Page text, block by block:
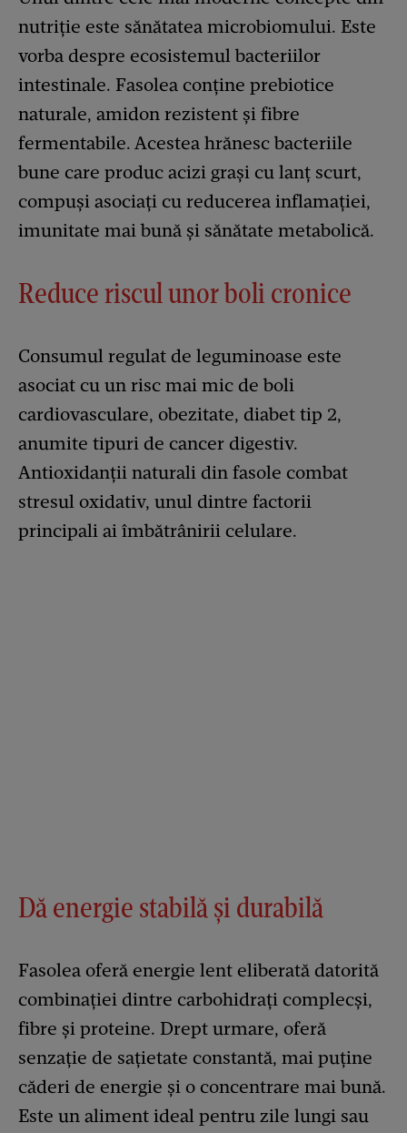
nutriție este sănătatea microbiomului. Este
vorba despre ecosistemul bacteriilor
intestinale. Fasolea conține prebiotice
naturale, amidon rezistent și fibre
fermentabile. Acestea hrănesc bacteriile
bune care produc acizi grași cu lanț scurt,
compuși asociați cu reducerea inflamației,
imunitate mai bună și sănătate metabolică.
Reduce riscul unor boli cronice
Consumul regulat de leguminoase este
asociat cu un risc mai mic de boli
cardiovasculare, obezitate, diabet tip 2,
anumite tipuri de cancer digestiv.
Antioxidanții naturali din fasole combat
stresul oxidativ, unul dintre factorii
principali ai îmbătrânirii celulare.
Dă energie stabilă și durabilă
Fasolea oferă energie lent eliberată datorită
combinației dintre carbohidrați complecși,
fibre și proteine. Drept urmare, oferă
senzație de sațietate constantă, mai puține
căderi de energie și o concentrare mai bună.
Este un aliment ideal pentru zile lungi sau